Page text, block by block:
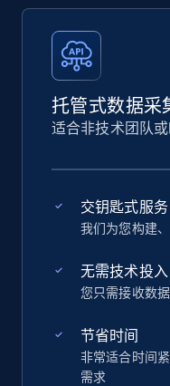
托管式数据采
适合非技术团队
交钥匙式服务
我们为您构建
无需技术投入
您只需接收数
节省时间
非常适合时间
需求